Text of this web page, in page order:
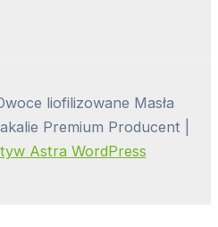
liofilizowane Masła
Premium Producent |
Astra WordPress